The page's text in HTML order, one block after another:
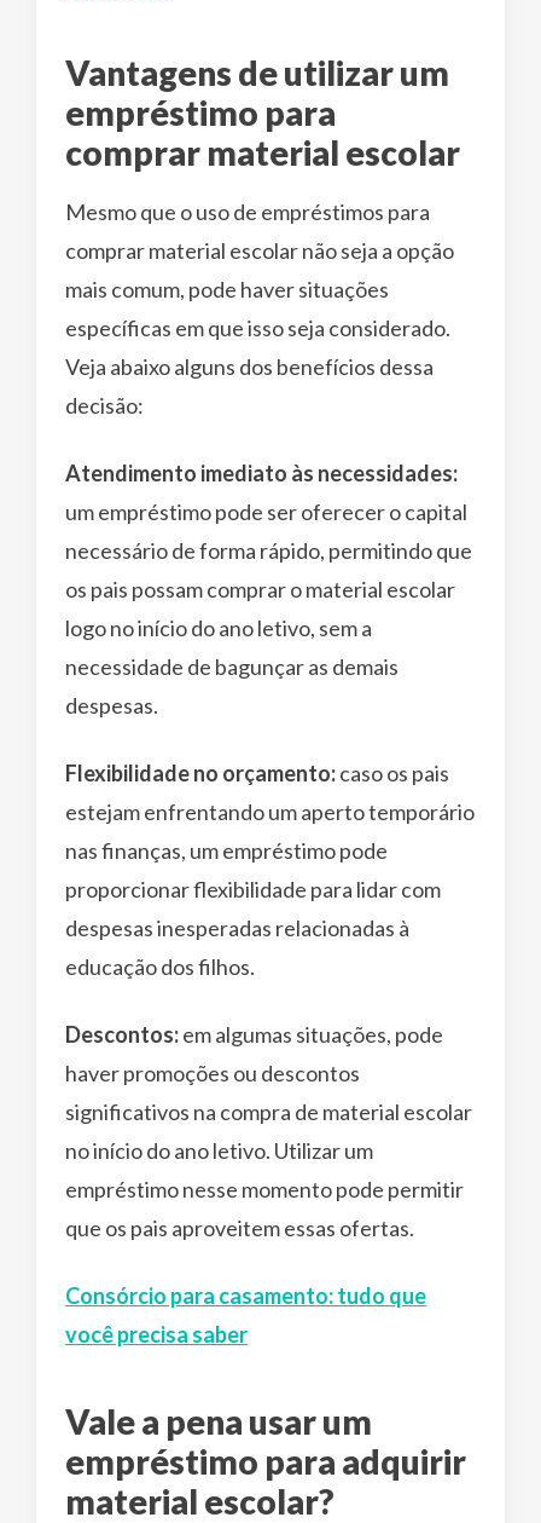
Vantagens de utilizar um
empréstimo para
comprar material escolar
Mesmo que o uso de empréstimos para
comprar material escolar não seja a opção
mais comum, pode haver situações
específicas em que isso seja considerado.
Veja abaixo alguns dos benefícios dessa
decisão:
Atendimento imediato às necessidades:
um empréstimo pode ser oferecer o capital
necessário de forma rápido, permitindo que
os pais possam comprar o material escolar
logo no início do ano letivo, sem a
necessidade de bagunçar as demais
despesas.
Flexibilidade no orçamento:caso os pais
estejam enfrentando um aperto temporário
nas finanças, um empréstimo pode
proporcionar flexibilidade para lidar com
despesas inesperadas relacionadas à
educação dos filhos.
Descontos:em algumas situações, pode
haver promoções ou descontos
significativos na compra de material escolar
no início do ano letivo. Utilizar um
empréstimo nesse momento pode permitir
que os pais aproveitem essas ofertas.
Consórcio para casamento: tudo que
você precisa saber
Vale a pena usar um
empréstimo para adquirir
material escolar?